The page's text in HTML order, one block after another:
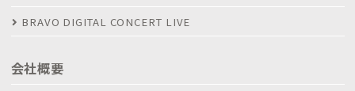
BRAVO DIGITAL CONCERT LIVE
会社概要